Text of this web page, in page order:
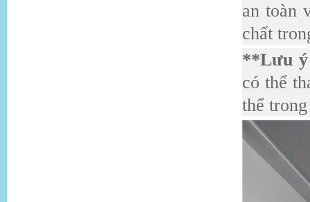
an toàn
chất
**Lưu ý
có thể
thể